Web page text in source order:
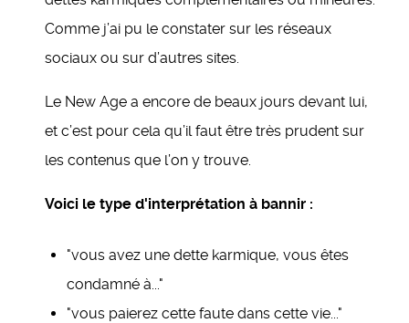
Comme j’ai pu le constater sur les réseaux
sociaux ou sur d’autres sites.
Le New Age a encore de beaux jours devant lui,
et c’est pour cela qu’il faut être très prudent sur
les contenus que l’on y trouve.
Voici le type d'interprétation à bannir :
"vous avez une dette karmique, vous êtes
condamné à..."
"vous paierez cette faute dans cette vie..."